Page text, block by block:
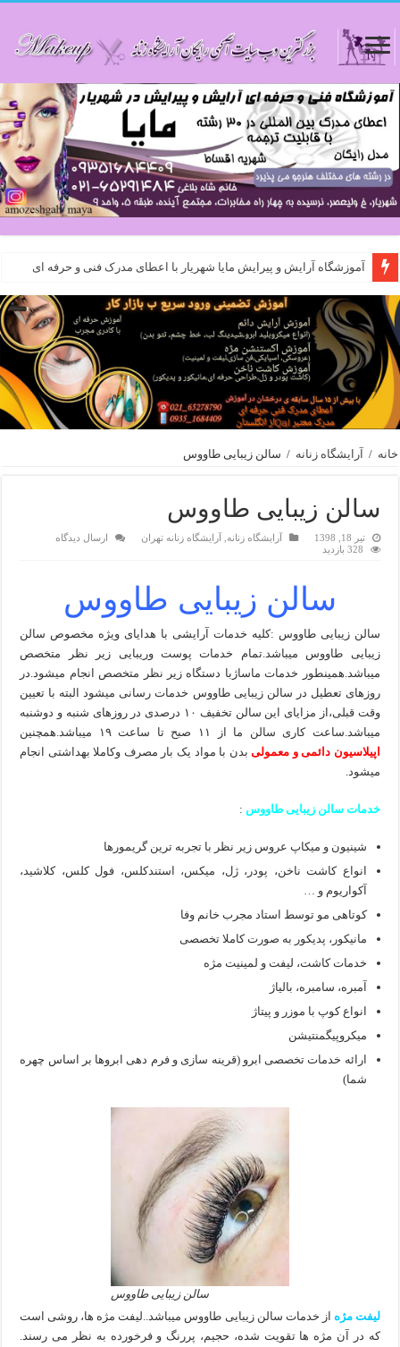
آموزشگاه آرایش و پیرایش مایا شهریار با اعطای مدرک فنی و حرفه ای
خانه / آرایشگاه زنانه / سالن زیبایی طاووس
سالن زیبایی طاووس
تیر 18, 1398 آرایشگاه زنانه ,آرایشگاه زنانه تهران
ارسال دیدگاه
328 بازدید
سالن زیبایی طاووس
سالن زیبایی طاووس :کلیه خدمات آرایشی با هدایای ویژه مخصوص سالن
زیبایی طاووس میباشد.تمام خدمات پوست وریبایی زیر نظر متخصص
میباشد.همینطور خدمات ماساژبا دستگاه زیر نظر متخصص انجام میشود.در
روزهای تعطیل در سالن زیبایی طاووس خدمات رسانی میشود البته با تعیین
وقت قبلی،از مزایای این سالن تخفیف ۱۰ درصدی در روزهای شنبه و دوشنبه
میباشد.ساعت کاری سالن ما از ۱۱ صبح تا ساعت ۱۹ میباشد.همچنین
اپیلاسیون دائمی و معمولیبدن با مواد یک بار مصرف وکاملا بهداشتی انجام
میشود.
خدمات سالن زیبایی طاووس :
شینیون و میکاپ عروس زیر نظر با تجربه ترین گریمورها
انواع کاشت ناخن، پودر، ژل، میکس، استندکلس، فول کلس، کلاشید،
آکواریوم و …
کوتاهی مو توسط استاد مجرب خانم وفا
مانیکور، پدیکور به صورت کاملا تخصصی
خدمات کاشت، لیفت و لمینیت مژه
آمبره، سامبره، بالیاژ
انواع کوپ با موزر و پیتاژ
میکروپیگمنتیشن
ارائه خدمات تخصصی ابرو (قرینه سازی و فرم دهی ابروها بر اساس چهره
شما)
سالن زیبایی طاووس
لیفت مژه از خدمات سالن زیبایی طاووس میباشد..لیفت مژه ها، روشی است
که در آن مژه ها تقویت شده، حجیم، پررنگ و فرخورده به نظر می رسند.